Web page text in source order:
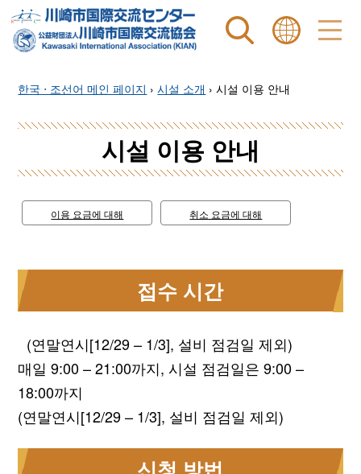
Site search表示言
한국 ⋅ 조선어 메인 페이지 › 시설 소개 › 시설 이용 안내
시설 이용 안내
이용 요금에 대해 취소 요금에 대해
접수 시간
(연말연시[12/29 – 1/3], 설비 점검일 제외)
매일 9:00 – 21:00까지, 시설 점검일은 9:00 –
18:00까지
(연말연시[12/29 – 1/3], 설비 점검일 제외)